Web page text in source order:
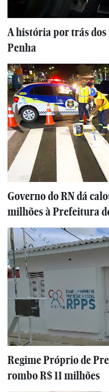
A história por trás dos
Penha
Governo do RN dá
milhões à Prefeitura
Regime Próprio de
rombo R$ 11 milhões